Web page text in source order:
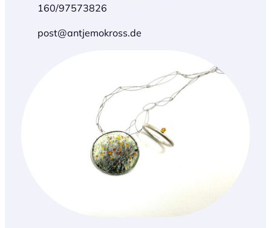
160/97573826
post@antjemokross.de